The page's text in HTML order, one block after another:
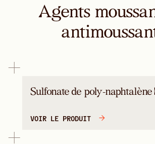
Agents
Sulfonate de poly-naphtalène
VOIR LE PRODUIT